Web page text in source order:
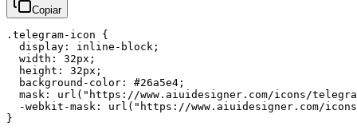
Copiar
.telegram-icon {
  display: inline-block;
  width: 32px;
  height: 32px;
  background-color: #26a5e4;
mask: url("https://www.aiuidesigner.com/icons/
-webkit-mask: url("https://www.aiuidesigner.com/
}